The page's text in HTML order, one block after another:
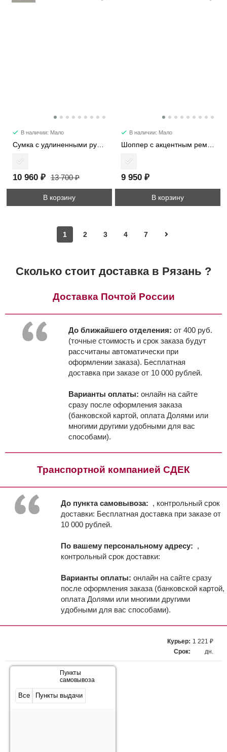
В наличии: Мало
10 960 ₽ 13 700 ₽
В корзину
В наличии: Мало
9 950 ₽
В корзину
1 2 3 4 7
Сколько стоит доставка в Рязань ?
Доставка Почтой России
До ближайшего отделения: от 400 руб.
(точные стоимость и срок заказа будут
рассчитаны автоматически при
оформлении заказа). Бесплатная
доставка при заказе от 10 000 рублей.
Варианты оплаты: онлайн на сайте
сразу после оформления заказа
(банковской картой, оплата Долями или
многими другими удобными для вас
способами).
Транспортной компанией СДЕК
До пункта самовывоза: , контрольный срок
доставки: Бесплатная доставка при заказе от
10 000 рублей.
По вашему персональному адресу: ,
контрольный срок доставки:
Варианты оплаты: онлайн на сайте сразу
после оформления заказа (банковской картой,
оплата Долями или многими другими
удобными для вас способами).
Курьер:
Срок:
1 221 ₽
дн.
Пункты
самовывоза
Все Пункты выдачи